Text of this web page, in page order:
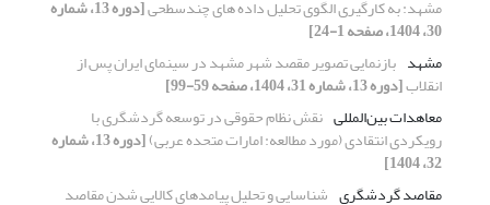
مشهد: به کارگیری الگوی تحلیل داده ‏های چندسطحی [دوره 13، شماره
30، 1404، صفحه 1-24]
مشهد بازنمایی تصویر مقصد شهر مشهد در سینمای ایران پس از
انقلاب[دوره 13، شماره 31، 1404، صفحه 59-99]
معاهدات بین‌المللی نقش نظام حقوقی در توسعه گردشگری با
رویکردی انتقادی (مورد مطالعه: امارات متحده عربی) [دوره 13، شماره
32، 1404]
مقاصد گردشگری شناسایی و تحلیل پیامد‌های کالایی شدن مقاصد